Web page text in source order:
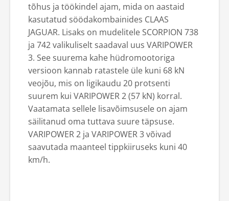
tõhus ja töökindel ajam, mida on aastaid
kasutatud söödakombainides CLAAS
JAGUAR. Lisaks on mudelitele SCORPION 738
ja 742 valikuliselt saadaval uus VARIPOWER
3. See suurema kahe hüdromootoriga
versioon kannab ratastele üle kuni 68 kN
veojõu, mis on ligikaudu 20 protsenti
suurem kui VARIPOWER 2 (57 kN) korral.
Vaatamata sellele lisavõimsusele on ajam
säilitanud oma tuttava suure täpsuse.
VARIPOWER 2 ja VARIPOWER 3 võivad
saavutada maanteel tippkiiruseks kuni 40
km/h.